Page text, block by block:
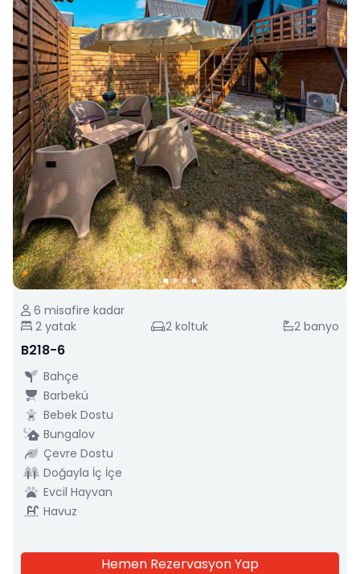
6 misafire kadar
2 yatak 2 koltuk 2 banyo
B218-6
Bahçe
Barbekü
Bebek Dostu
Bungalov
Çevre Dostu
Doğayla İç İçe
Evcil Hayvan
Havuz
Hemen Rezervasyon Yap